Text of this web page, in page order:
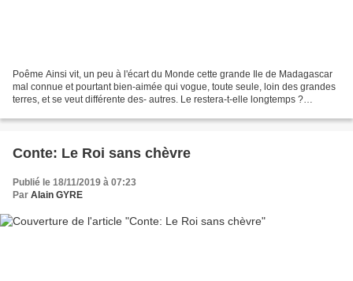
Poême Ainsi vit, un peu à l'écart du Monde cette grande Ile de Madagascar
mal connue et pourtant bien-aimée qui vogue, toute seule, loin des grandes
terres, et se veut différente des- autres. Le restera-t-elle longtemps ?
Conte: Le Roi sans chèvre
Publié le 18/11/2019 à 07:23
Par Alain GYRE